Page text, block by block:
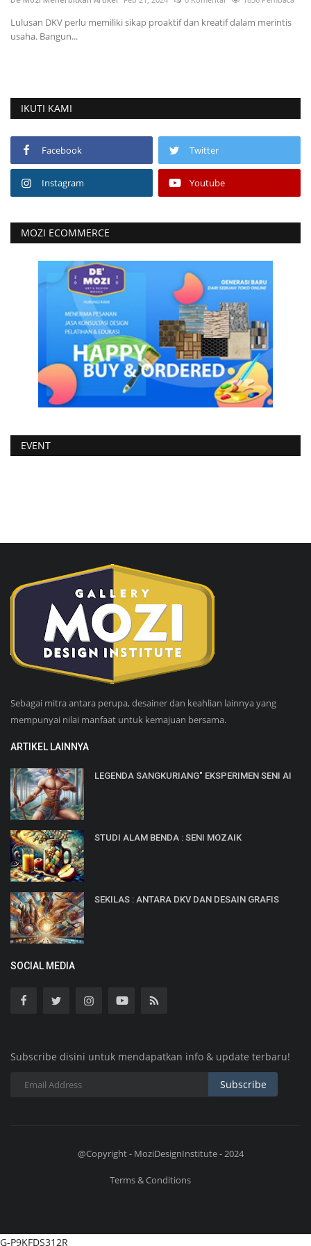
IKUTI KAMI
Facebook Twitter
Instagram Youtube
MOZI ECOMMERCE
EVENT
Sebagai mitra antara perupa, desainer dan keahlian lainnya yang
mempunyai nilai manfaat untuk kemajuan bersama.
ARTIKEL LAINNYA
LEGENDA SANGKURIANG" EKSPERIMEN SENI AI
STUDI ALAM BENDA : SENI MOZAIK
SEKILAS : ANTARA DKV DAN DESAIN GRAFIS
SOCIAL MEDIA
Subscribe disini untuk mendapatkan info & update terbaru!
Subscribe
@Copyright - MoziDesignInstitute - 2024
Terms & Conditions
G-P9KFDS312R